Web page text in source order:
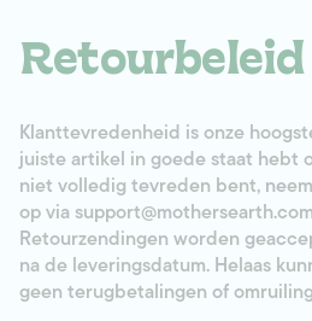
Retourbeleid
Klanttevredenheid is onze
juiste artikel in goede staat hebt
niet volledig tevreden bent,
op via support@mothersearth.com
Retourzendingen worden
na de leveringsdatum. Helaas
geen terugbetalingen of